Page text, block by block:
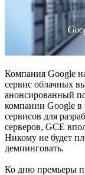
Компания Google
сервис облачных
анонсированный
компании Google в
сервисов для
серверов, GCE
Никому не будет
демпинговать.
Ко дню премьеры